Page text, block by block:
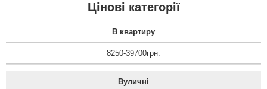
Цінові категорії
В квартиру
8250-39700грн.
Вуличні